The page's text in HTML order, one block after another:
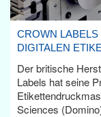
CROWN
DIGITALEN
Der britische
Labels hat seine
Sciences